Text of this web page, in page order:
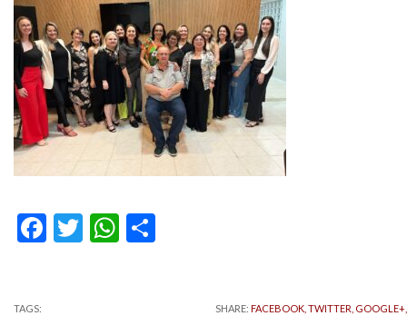
Facebook
TwitterWhatsApp
TAGS: SHARE: FACEBOOK, TWITTER, GOOGLE+,